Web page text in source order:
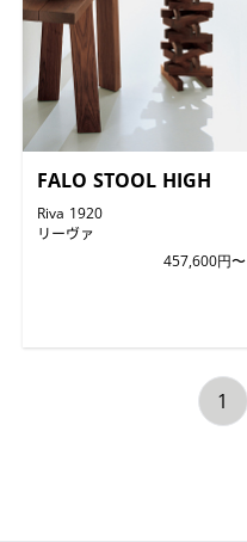
FALO STOOL HIGH
Riva 1920
リーヴァ
457,600円〜
1